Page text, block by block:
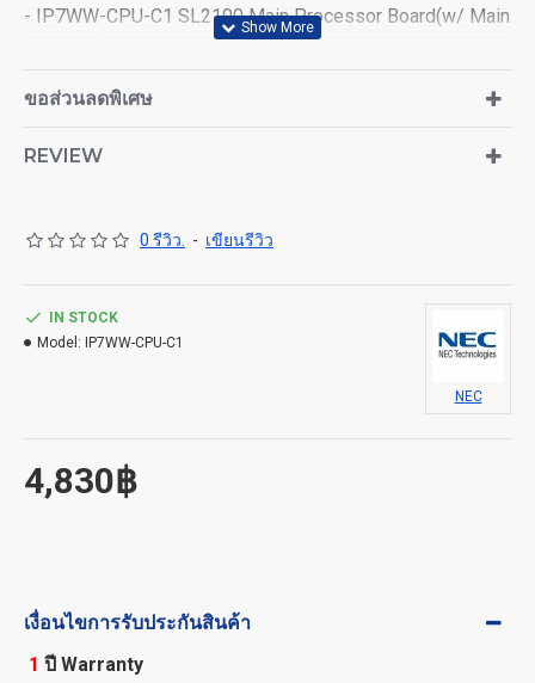
- IP7WW-CPU-C1 SL2100 Main Processor Board(w/ Main
ขอส่วนลดพิเศษ
REVIEW
0 รีวิว. - เขียนรีวิว
4,830฿
IN STOCK
Model:
IP7WW-CPU-C1
NEC
เงื่อนไขการรับประกันสินค้า
1 ปี Warranty